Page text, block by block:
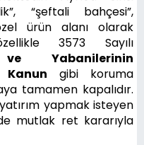
“şeftali bahçesi”,
ürün alanı olarak
3573 Sayılı
Yabanilerinin
Kanun gibi koruma
tamamen kapalıdır.
yapmak isteyen
mutlak ret kararıyla